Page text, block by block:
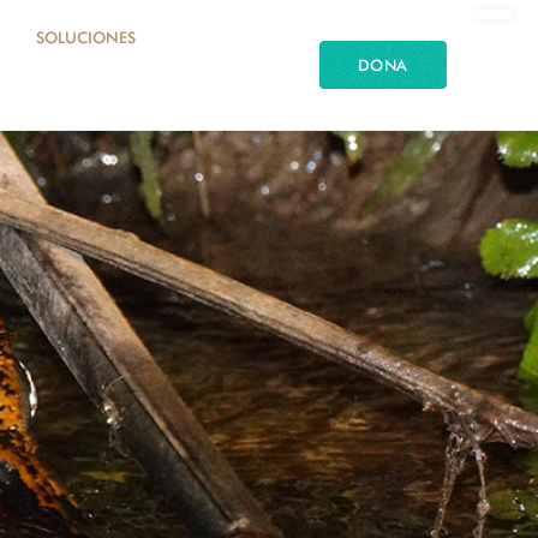
SOLUCIONES
DONA